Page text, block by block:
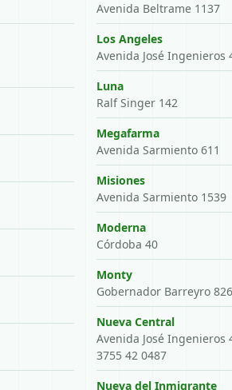
Avenida Beltrame 1137
Los Angeles
Avenida José Ingenieros
Luna
Ralf Singer 142
Megafarma
Avenida Sarmiento 611
Misiones
Avenida Sarmiento 1539
Moderna
Córdoba 40
Monty
Gobernador Barreyro 826
Nueva Central
Avenida José Ingenieros
3755 42 0487
Nueva del Inmigrante